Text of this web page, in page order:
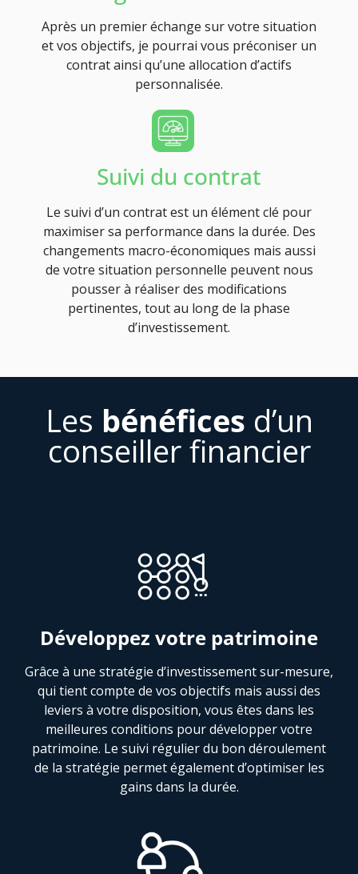
Après un premier échange sur votre situation
et vos objectifs, je pourrai vous préconiser un
contrat ainsi qu’une allocation d’actifs
personnalisée.
Suivi du contrat
Le suivi d’un contrat est un élément clé pour
maximiser sa performance dans la durée. Des
changements macro-économiques mais aussi
de votre situation personnelle peuvent nous
pousser à réaliser des modifications
pertinentes, tout au long de la phase
d’investissement.
Les bénéfices d’un
conseiller financier
Développez votre patrimoine
Grâce à une stratégie d’investissement sur-mesure,
qui tient compte de vos objectifs mais aussi des
leviers à votre disposition, vous êtes dans les
meilleures conditions pour développer votre
patrimoine. Le suivi régulier du bon déroulement
de la stratégie permet également d’optimiser les
gains dans la durée.